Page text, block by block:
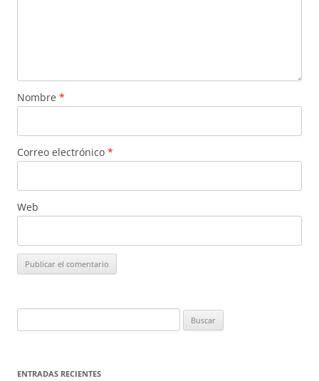
Nombre *
Correo electrónico *
Web
ENTRADAS RECIENTES